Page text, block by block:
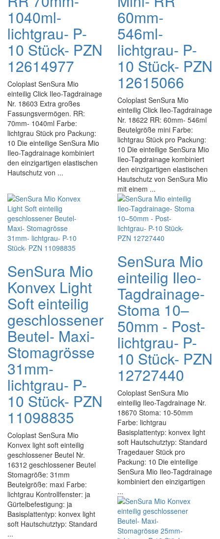
1040ml-
lichtgrau- P-
10 Stück- PZN
12614977
Coloplast SenSura Mio
einteilig Click Ileo-Tagdrainage
Nr. 18603 Extra großes
Fassungsvermögen. RR:
70mm- 1040ml Farbe:
lichtgrau Stück pro Packung:
10 Die einteilige SenSura Mio
Ileo-Tagdrainage kombiniert
den einzigartigen elastischen
Hautschutz von ...
60mm-
546ml-
lichtgrau- P-
10 Stück- PZN
12615066
Coloplast SenSura Mio
einteilig Click Ileo-Tagdrainage
Nr. 18622 RR: 60mm- 546ml
Beutelgröße mini Farbe:
lichtgrau Stück pro Packung:
10 Die einteilige SenSura Mio
Ileo-Tagdrainage kombiniert
den einzigartigen elastischen
Hautschutz von SenSura Mio
mit einem ...
SenSura Mio
Konvex Light
Soft einteilig
geschlossener
Beutel- Maxi-
Stomagrösse
31mm-
lichtgrau- P-
10 Stück- PZN
11098835
Coloplast SenSura Mio
Konvex light soft einteilig
geschlossener Beutel Nr.
16312 geschlossener Beutel
Stomagröße: 31mm
Beutelgröße: maxi Farbe:
lichtgrau Kontrollfenster: ja
Gürtelbefestigung: ja
Basisplattentyp: konvex light
soft Hautschutztyp: Standard
...
SenSura Mio
einteilig Ileo-
Tagdrainage-
Stoma 10–
50mm - Post-
lichtgrau- P-
10 Stück- PZN
12727440
Coloplast SenSura Mio
einteilig Ileo-Tagdrainage Nr.
18670 Stoma: 10-50mm
Farbe: lichtgrau
Basisplattentyp: konvex light
soft Hautschutztyp: Standard
Tragedauer Stück pro
Packung: 10 Die einteilige
SenSura Mio Ileo-Tagdrainage
kombiniert den einzigartigen
...